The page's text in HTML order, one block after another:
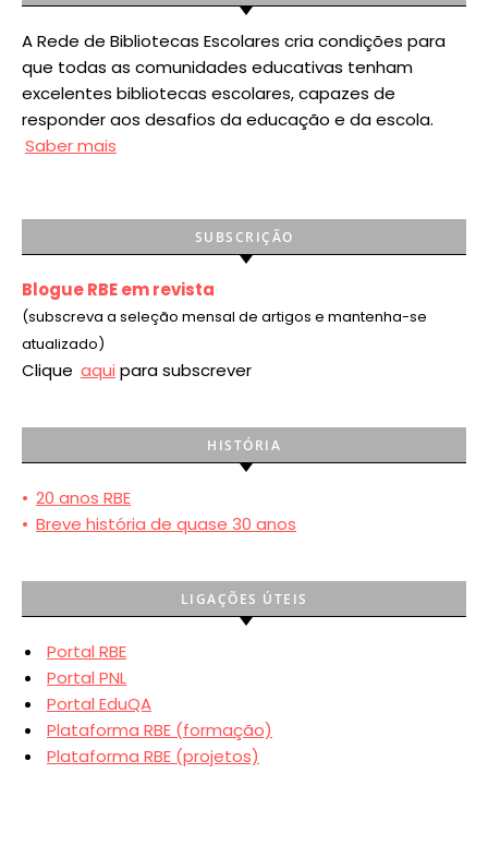
A Rede de Bibliotecas Escolares cria condições para
que todas as comunidades educativas tenham
excelentes bibliotecas escolares, capazes de
responder aos desafios da educação e da escola.
Saber mais
SUBSCRIÇÃO
Blogue RBE em revista
(subscreva a seleção mensal de artigos e mantenha-se
atualizado)
Clique aqui para subscrever
HISTÓRIA
• 20 anos RBE
• Breve história de quase 30 anos
LIGAÇÕES ÚTEIS
Portal RBE
Portal PNL
Portal EduQA
Plataforma RBE (formação)
Plataforma RBE (projetos)